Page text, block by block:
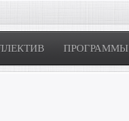
ПРОГРАММЫ